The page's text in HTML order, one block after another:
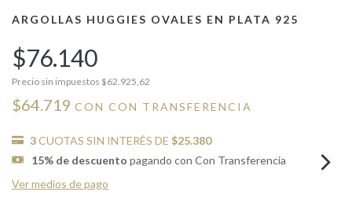
ARGOLLAS HUGGIES OVALES EN PLATA 925
$76.140
Precio sin impuestos $62.925,62
$64.719 CON CON TRANSFERENCIA
3CUOTAS SIN INTERÉS DE $25.380
15% de descuento pagando con Con Transferencia
Ver medios de pago